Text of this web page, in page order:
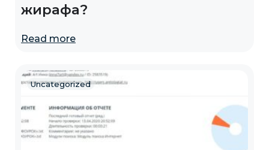
жирафа?
Read more
Uncategorized